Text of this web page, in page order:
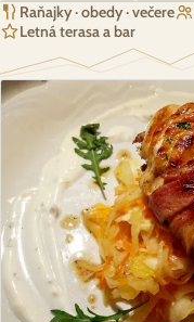
Raňajky · obedy · večere
Letná terasa a bar